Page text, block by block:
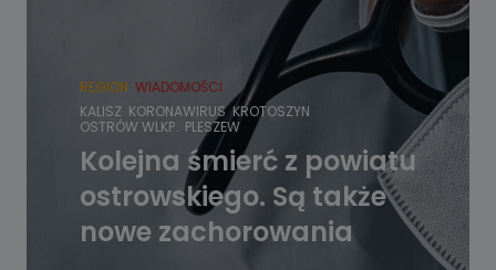
REGION WIADOMOŚCI
KALISZ KORONAWIRUS KROTOSZYN
OSTRÓW WLKP. PLESZEW
Kolejna śmierć z powiatu
ostrowskiego. Są także
nowe zachorowania